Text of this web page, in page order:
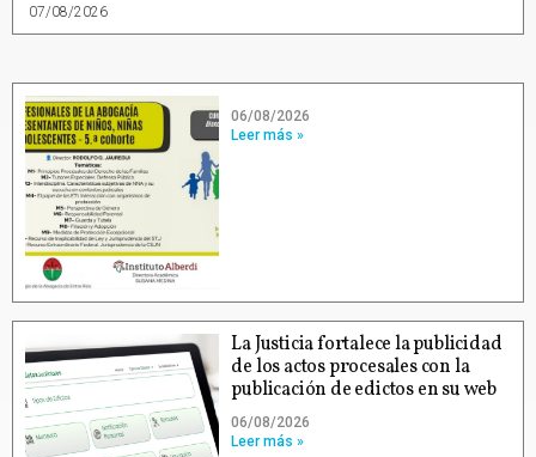
07/08/2026
06/08/2026
Leer más »
La Justicia fortalece la publicidad
de los actos procesales con la
publicación de edictos en su web
06/08/2026
Leer más »